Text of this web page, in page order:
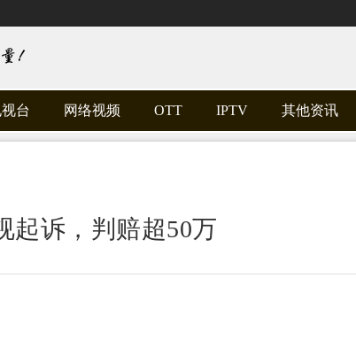
台 网络视频 OTT IPTV 其他资讯
起诉，判赔超50万